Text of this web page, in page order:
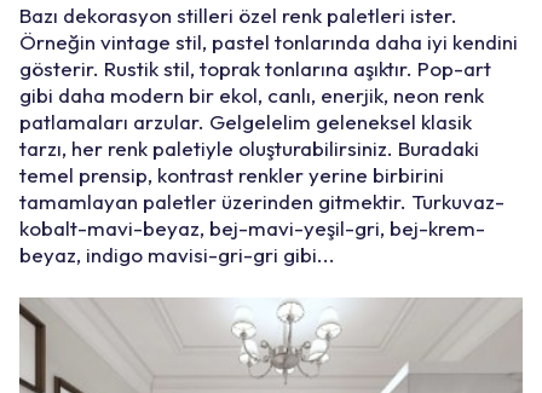
Bazı dekorasyon stilleri özel renk paletleri ister.
Örneğin vintage stil, pastel tonlarında daha iyi kendini
gösterir. Rustik stil, toprak tonlarına aşıktır. Pop-art
gibi daha modern bir ekol, canlı, enerjik, neon renk
patlamaları arzular. Gelgelelim geleneksel klasik
tarzı, her renk paletiyle oluşturabilirsiniz. Buradaki
temel prensip, kontrast renkler yerine birbirini
tamamlayan paletler üzerinden gitmektir. Turkuvaz-
kobalt-mavi-beyaz, bej-mavi-yeşil-gri, bej-krem-
beyaz, indigo mavisi-gri-gri gibi...